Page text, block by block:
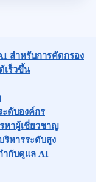
สำหรับการคัดกรอง
เร็วขึ้น
ดับองค์กร
หาผู้เชี่ยวชาญ
ริหารระดับสูง
ำกับดูแล AI